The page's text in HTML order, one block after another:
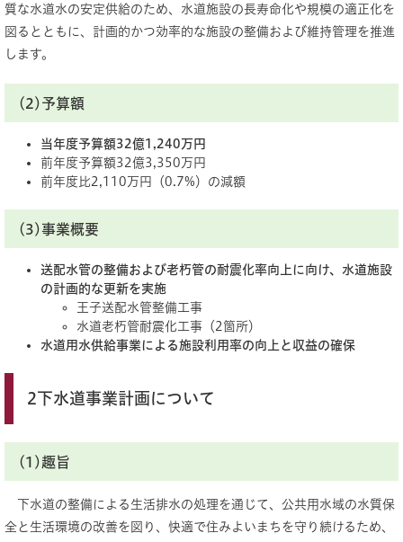
質な水道水の安定供給のため、水道施設の長寿命化や規模の適正化を
図るとともに、計画的かつ効率的な施設の整備および維持管理を推進
します。
(2)予算額
当年度予算額32億1,240万円
前年度予算額32億3,350万円
前年度比2,110万円（0.7%）の減額
(3)事業概要
送配水管の整備および老朽管の耐震化率向上に向け、水道施設
の計画的な更新を実施
王子送配水管整備工事
水道老朽管耐震化工事（2箇所）
水道用水供給事業による施設利用率の向上と収益の確保
2下水道事業計画について
(1)趣旨
下水道の整備による生活排水の処理を通じて、公共用水域の水質保
全と生活環境の改善を図り、快適で住みよいまちを守り続けるため、